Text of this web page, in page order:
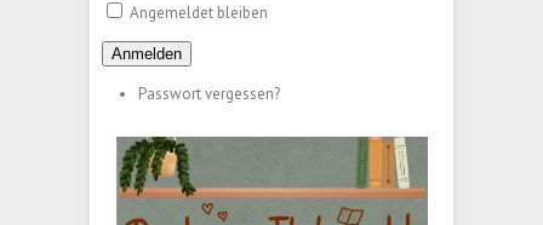
Angemeldet bleiben
Anmelden
Passwort vergessen?